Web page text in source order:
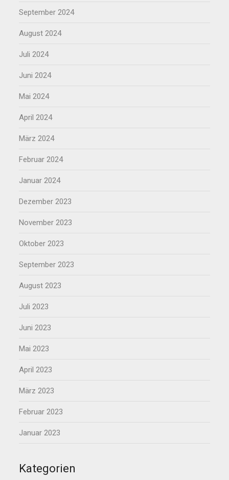
September 2024
August 2024
Juli 2024
Juni 2024
Mai 2024
April 2024
März 2024
Februar 2024
Januar 2024
Dezember 2023
November 2023
Oktober 2023
September 2023
August 2023
Juli 2023
Juni 2023
Mai 2023
April 2023
März 2023
Februar 2023
Januar 2023
Kategorien